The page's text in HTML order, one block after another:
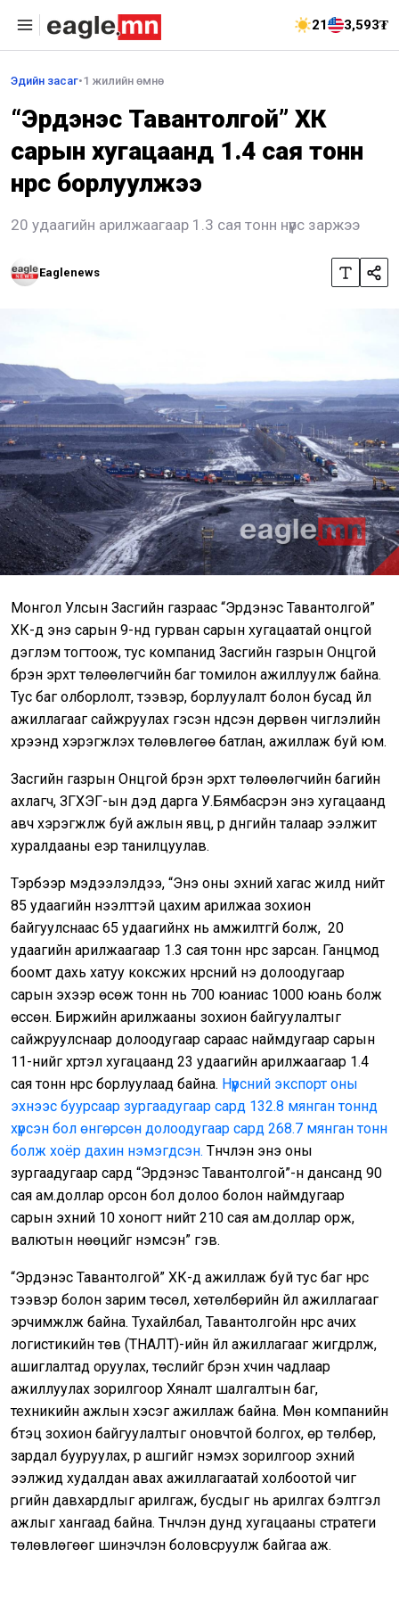
21 3,593₮
Эдийн засаг•1 жилийн өмнө
“Эрдэнэс Тавантолгой” ХК
сарын хугацаанд 1.4 сая тонн
нүүрс борлуулжээ
20 удаагийн арилжаагаар 1.3 сая тонн нүүрс заржээ
Eaglenews
Монгол Улсын Засгийн газраас “Эрдэнэс Тавантолгой”
ХК-д энэ сарын 9-нд гурван сарын хугацаатай онцгой
дэглэм тогтоож, тус компанид Засгийн газрын Онцгой
бүрэн эрхт төлөөлөгчийн баг томилон ажиллуулж байна.
Тус баг олборлолт, тээвэр, борлуулалт болон бусад үйл
ажиллагааг сайжруулах гэсэн үндсэн дөрвөн чиглэлийн
хүрээнд хэрэгжүүлэх төлөвлөгөө батлан, ажиллаж буй юм.
Засгийн газрын Онцгой бүрэн эрхт төлөөлөгчийн багийн
ахлагч, ЗГХЭГ-ын дэд дарга У.Бямбасүрэн энэ хугацаанд
авч хэрэгжүүлж буй ажлын явц, үр дүнгийн талаар ээлжит
хуралдааны үеэр танилцуулав.
Тэрбээр мэдээлэлдээ, “Энэ оны эхний хагас жилд нийт
85 удаагийн нээлттэй цахим арилжаа зохион
байгуулснаас 65 удаагийнх нь амжилтгүй болж, 20
удаагийн арилжаагаар 1.3 сая тонн нүүрс зарсан. Ганцмод
боомт дахь хатуу коксжих нүүрсний үнэ долоодугаар
сарын эхээр өсөж тонн нь 700 юаниас 1000 юань болж
өссөн. Биржийн арилжааны зохион байгуулалтыг
сайжруулснаар долоодугаар сараас наймдугаар сарын
11-нийг хүртэл хугацаанд 23 удаагийн арилжаагаар 1.4
сая тонн нүүрс борлуулаад байна. Нүүрсний экспорт оны
эхнээс буурсаар зургаадугаар сард 132.8 мянган тоннд
хүрсэн бол өнгөрсөн долоодугаар сард 268.7 мянган тонн
болж хоёр дахин нэмэгдсэн. Түүнчлэн энэ оны
зургаадугаар сард “Эрдэнэс Тавантолгой”-н дансанд 90
сая ам.доллар орсон бол долоо болон наймдугаар
сарын эхний 10 хоногт нийт 210 сая ам.доллар орж,
валютын нөөцийг нэмсэн” гэв.
“Эрдэнэс Тавантолгой” ХК-д ажиллаж буй тус баг нүүрс
тээвэр болон зарим төсөл, хөтөлбөрийн үйл ажиллагааг
эрчимжүүлж байна. Тухайлбал, Тавантолгойн нүүрс ачих
логистикийн төв (ТНАЛТ)-ийн үйл ажиллагааг жигдрүүлж,
ашиглалтад оруулах, төслийг бүрэн хүчин чадлаар
ажиллуулах зорилгоор Хяналт шалгалтын баг,
техникийн ажлын хэсэг ажиллаж байна. Мөн компанийн
бүтэц зохион байгуулалтыг оновчтой болгох, өр төлбөр,
зардал бууруулах, үр ашгийг нэмэх зорилгоор эхний
ээлжид худалдан авах ажиллагаатай холбоотой чиг
үүргийн давхардлыг арилгаж, бусдыг нь арилгах бэлтгэл
ажлыг хангаад байна. Түүнчлэн дунд хугацааны стратеги
төлөвлөгөөг шинэчлэн боловсруулж байгаа аж.